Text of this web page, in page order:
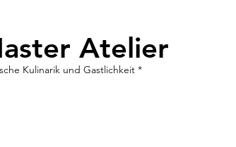
Atelier
Kulinarik und Gastlichkeit *